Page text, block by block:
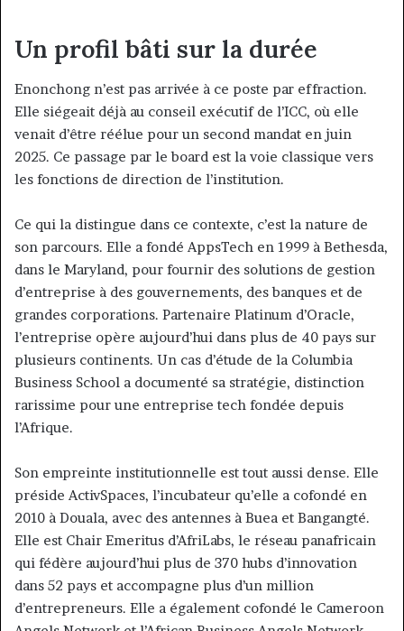
Un profil bâti sur la durée
Enonchong n’est pas arrivée à ce poste par effraction.
Elle siégeait déjà au conseil exécutif de l’ICC, où elle
venait d’être réélue pour un second mandat en juin
2025. Ce passage par le board est la voie classique vers
les fonctions de direction de l’institution.
Ce qui la distingue dans ce contexte, c’est la nature de
son parcours. Elle a fondé AppsTech en 1999 à Bethesda,
dans le Maryland, pour fournir des solutions de gestion
d’entreprise à des gouvernements, des banques et de
grandes corporations. Partenaire Platinum d’Oracle,
l’entreprise opère aujourd’hui dans plus de 40 pays sur
plusieurs continents. Un cas d’étude de la Columbia
Business School a documenté sa stratégie, distinction
rarissime pour une entreprise tech fondée depuis
l’Afrique.
Son empreinte institutionnelle est tout aussi dense. Elle
préside ActivSpaces, l’incubateur qu’elle a cofondé en
2010 à Douala, avec des antennes à Buea et Bangangté.
Elle est Chair Emeritus d’AfriLabs, le réseau panafricain
qui fédère aujourd’hui plus de 370 hubs d’innovation
dans 52 pays et accompagne plus d’un million
d’entrepreneurs. Elle a également cofondé le Cameroon